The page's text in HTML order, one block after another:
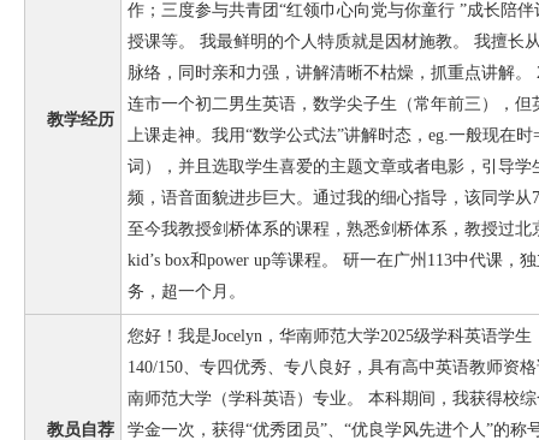
教学经历
作；三度参与共青团“红领巾心向党与你童行 ”成长陪
授课等。 我最鲜明的个人特质就是因材施教。 我擅长
脉络，同时亲和力强，讲解清晰不枯燥，抓重点讲解
连市一个初二男生英语，数学尖子生（常年前三），
上课走神。我用“数学公式法”讲解时态，eg.一般现在
词），并且选取学生喜爱的主题文章或者电影，引导
频，语音面貌进步巨大。通过我的细心指导，该同学从
至今我教授剑桥体系的课程，熟悉剑桥体系，教授过
kid’s box和power up等课程。 研一在广州113中代课，
务，超一个月。
教员自荐
您好！我是Jocelyn，华南师范大学2025级学科英语学
140/150、专四优秀、专八良好，具有高中英语教师资
南师范大学（学科英语）专业。 本科期间，我获得校
学金一次，获得“优秀团员”、“优良学风先进个人”的称